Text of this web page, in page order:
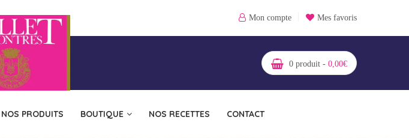
Mon compte Mes favoris
0 produit - 0,00€
NOS PRODUITS BOUTIQUE NOS RECETTES CONTACT